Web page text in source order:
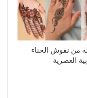
من نقوش الحناء
العصرية